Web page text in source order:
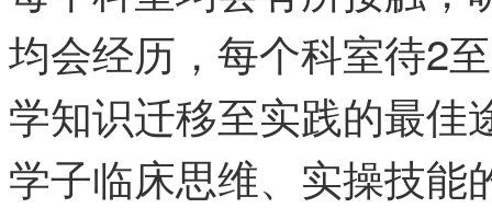
均会经历，每个科室待2
学知识迁移至实践的最佳
学子临床思维、实操技能